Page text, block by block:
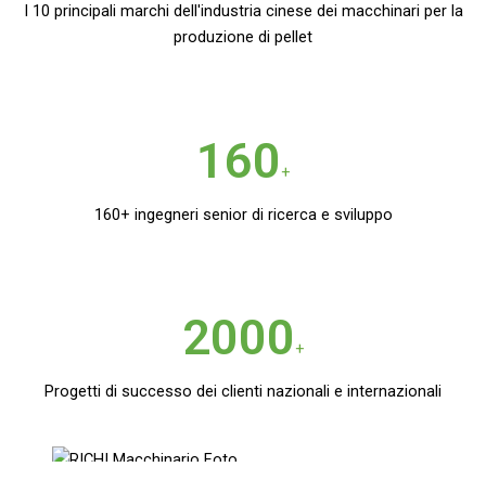
I 10 principali marchi dell'industria cinese dei macchinari per la
produzione di pellet
160+
160+ ingegneri senior di ricerca e sviluppo
2000+
Progetti di successo dei clienti nazionali e internazionali